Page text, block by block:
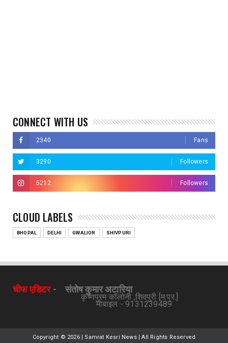
CONNECT WITH US
2340 Fans
3290 Followers
5212 Followers
CLOUD LABELS
BHOPAL DELHI GWALIOR SHIVPURI
चीफ एडिटर- संतोष कुमार अटारिया
कृष्णपुरम कॉलोनी ,शिवपुरी [म.प्र.]
मोबाइल - 9131239489
Copyright © 2026 | Samrat Kesri News | All Rights Reserved